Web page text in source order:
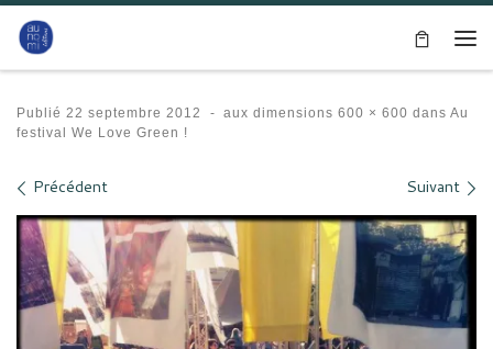
Passer au contenu
Publié 22 septembre 2012 - aux dimensions 600 × 600 dans Au
festival We Love Green !
Navigation des images
Précédent Suivant